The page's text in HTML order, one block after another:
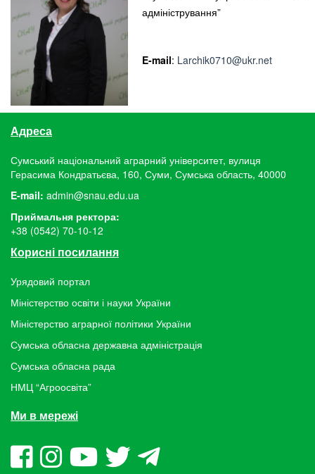
адміністрування”
E-mail: Larchik0710@ukr.net
Адреса
Сумський національний аграрний університет, вулиця
Герасима Кондратьєва, 160, Суми, Сумська область, 40000
E-mail: admin@snau.edu.ua
Приймальня ректора:
+38 (0542) 70-10-12
Корисні посилання
Урядовий портал
Міністерство освіти і науки України
Міністерство аграрної політики України
Сумська обласна державна адміністрація
Сумська обласна рада
НМЦ “Агроосвіта”
Ми в мережі